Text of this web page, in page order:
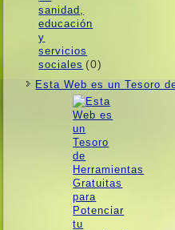
(0)
Esta Web es un Tesoro